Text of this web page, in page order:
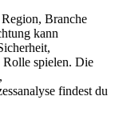
Branche
kann
Rolle spielen. Die
findest du